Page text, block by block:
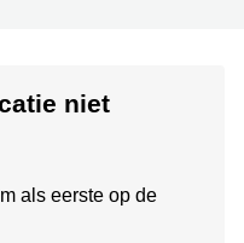
niet
als eerste op de